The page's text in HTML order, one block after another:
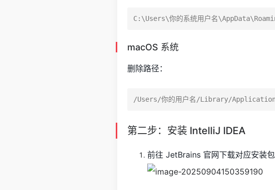
macOS 系统
删除路径：
第二步：安装 IntelliJ IDEA
前往 JetBrains 官网下载对应安装